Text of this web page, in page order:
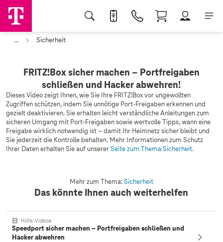
... Sicherheit
FRITZ!Box sicher machen – Portfreigaben
schließen und Hacker abwehren!
Dieses Video zeigt Ihnen, wie Sie Ihre FRITZ!Box vor ungewollten
Zugriffen schützen, indem Sie unnötige Port-Freigaben erkennen und
gezielt deaktivieren. Sie erhalten leicht verständliche Anleitungen zum
sicheren Umgang mit Port-Freigaben sowie wertvolle Tipps, wann eine
Freigabe wirklich notwendig ist – damit Ihr Heimnetz sicher bleibt und
Sie jederzeit die Kontrolle behalten. Mehr Informationen zum Schutz
Ihrer Daten erhalten Sie auf unsererSeite zum Thema Sicherheit.
Mehr zum Thema:Sicherheit
Das könnte Ihnen auch weiterhelfen
Hilfe-Videos
Speedport sicher machen – Portfreigaben schließen und
Hacker abwehren